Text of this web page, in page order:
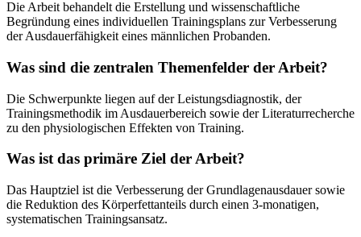
Die Arbeit behandelt die Erstellung und wissenschaftliche
Begründung eines individuellen Trainingsplans zur Verbesserung
der Ausdauerfähigkeit eines männlichen Probanden.
Was sind die zentralen Themenfelder der Arbeit?
Die Schwerpunkte liegen auf der Leistungsdiagnostik, der
Trainingsmethodik im Ausdauerbereich sowie der Literaturrecherche
zu den physiologischen Effekten von Training.
Was ist das primäre Ziel der Arbeit?
Das Hauptziel ist die Verbesserung der Grundlagenausdauer sowie
die Reduktion des Körperfettanteils durch einen 3-monatigen,
systematischen Trainingsansatz.